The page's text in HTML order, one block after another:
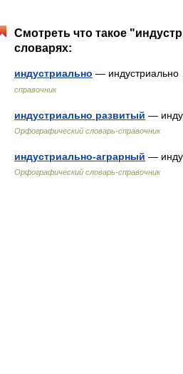
Смотреть что такое
словарях:
индустриально —
справочник
индустриально развитый —
Орфографический словарь-справочник
индустриально-аграрный —
Орфографический словарь-справочник